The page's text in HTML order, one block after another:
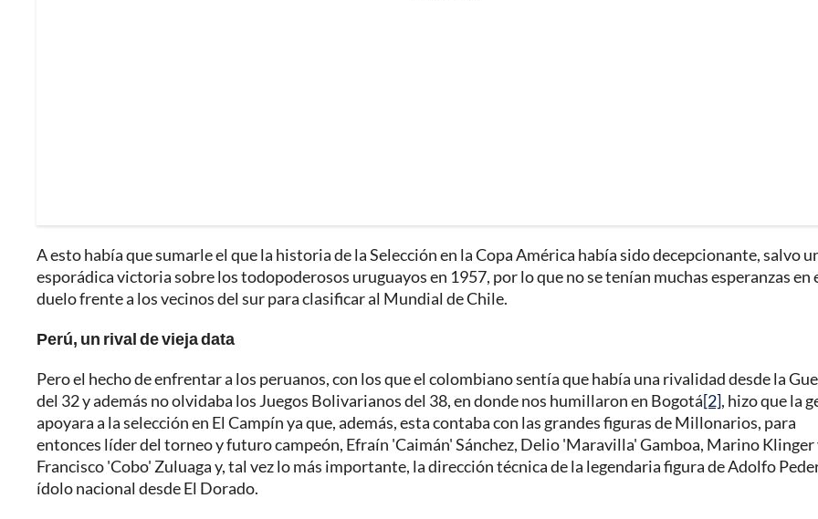
A esto había que sumarle el que la historia de la Selección en la Copa América había sido decepcionante, salvo
esporádica victoria sobre los todopoderosos uruguayos en 1957, por lo que no se tenían muchas esperanzas en
duelo frente a los vecinos del sur para clasificar al Mundial de Chile.
Perú, un rival de vieja data
Pero el hecho de enfrentar a los peruanos, con los que el colombiano sentía que había una rivalidad desde la
del 32 y además no olvidaba los Juegos Bolivarianos del 38, en donde nos humillaron en Bogotá[2], hizo que la
apoyara a la selección en El Campín ya que, además, esta contaba con las grandes figuras de Millonarios, para
entonces líder del torneo y futuro campeón, Efraín 'Caimán' Sánchez, Delio 'Maravilla' Gamboa, Marino Klinger
Francisco 'Cobo' Zuluaga y, tal vez lo más importante, la dirección técnica de la legendaria figura de Adolfo
ídolo nacional desde El Dorado.